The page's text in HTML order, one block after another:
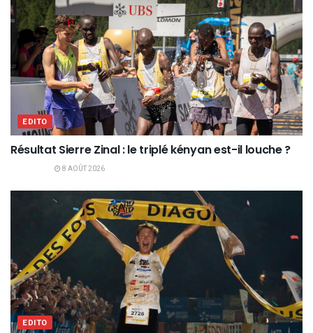
EDITO
Résultat Sierre Zinal : le triplé kényan est-il louche ?
8 AOÛT 2026
EDITO